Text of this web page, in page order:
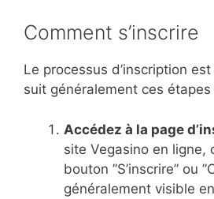
Comment s’inscrire
Le processus d’inscription
suit généralement ces
Accédez à la page
site Vegasino en ligne,
bouton ”S’inscrire” ou
généralement visible